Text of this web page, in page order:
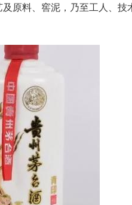
原料、窖泥，乃至工人、